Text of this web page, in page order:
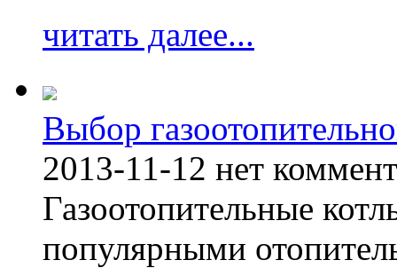
читать далее...
Выбор
2013-11-12 нет
Газоотопительные
популярными